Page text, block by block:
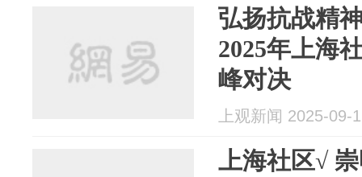
弘扬抗战精
2025年上海
峰对决
上观新闻 2025-09-
上海社区√